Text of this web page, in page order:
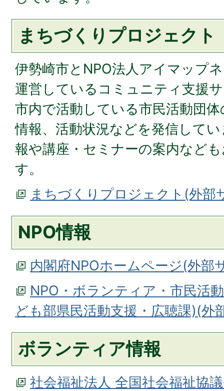
まちづくりプロジェクト
伊勢崎市とNPO法人アイマップ
運営しているコミュニティ支援
市内で活動している市民活動団
情報、活動状況などを発信して
報や講座・セミナーの案内など
す。
まちづくりプロジェクト(外部
NPO情報
内閣府NPOホームページ(外部
NPO・ボランティア・市民活
ども部県民活動支援・広聴課)(外
ボランティア情報
社会福祉法人 全国社会福祉協